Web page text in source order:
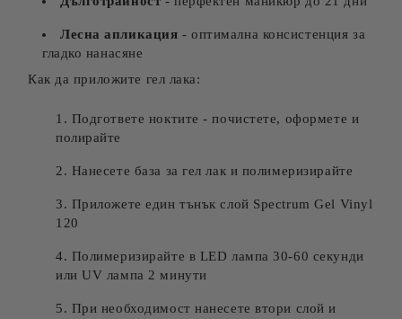
Лесна апликация - оптимална консистенция за
гладко нанасяне
Как да приложите гел лака:
Подгответе ноктите - почистете, оформете и
полирайте
Нанесете база за гел лак и полимеризирайте
Приложете един тънък слой Spectrum Gel Vinyl
120
Полимеризирайте в LED лампа 30-60 секунди
или UV лампа 2 минути
При необходимост нанесете втори слой и